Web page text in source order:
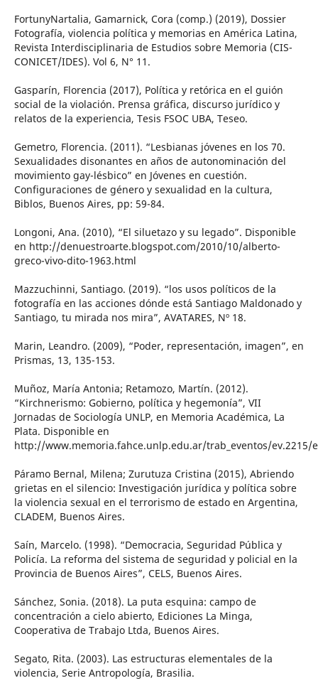
FortunyNartalia, Gamarnick, Cora (comp.) (2019), Dossier
Fotografía, violencia política y memorias en América Latina,
Revista Interdisciplinaria de Estudios sobre Memoria (CIS-
CONICET/IDES). Vol 6, N° 11.
Gasparín, Florencia (2017), Política y retórica en el guión
social de la violación. Prensa gráfica, discurso jurídico y
relatos de la experiencia, Tesis FSOC UBA, Teseo.
Gemetro, Florencia. (2011). “Lesbianas jóvenes en los 70.
Sexualidades disonantes en años de autonominación del
movimiento gay-lésbico” en Jóvenes en cuestión.
Configuraciones de género y sexualidad en la cultura,
Biblos, Buenos Aires, pp: 59-84.
Longoni, Ana. (2010), “El siluetazo y su legado”. Disponible
en http://denuestroarte.blogspot.com/2010/10/alberto-
greco-vivo-dito-1963.html
Mazzuchinni, Santiago. (2019). “los usos políticos de la
fotografía en las acciones dónde está Santiago Maldonado y
Santiago, tu mirada nos mira”, AVATARES, Nº 18.
Marin, Leandro. (2009), “Poder, representación, imagen”, en
Prismas, 13, 135-153.
Muñoz, María Antonia; Retamozo, Martín. (2012).
“Kirchnerismo: Gobierno, política y hegemonía”, VII
Jornadas de Sociología UNLP, en Memoria Académica, La
Plata. Disponible en
http://www.memoria.fahce.unlp.edu.ar/trab_eventos/ev.2215/
Páramo Bernal, Milena; Zurutuza Cristina (2015), Abriendo
grietas en el silencio: Investigación jurídica y política sobre
la violencia sexual en el terrorismo de estado en Argentina,
CLADEM, Buenos Aires.
Saín, Marcelo. (1998). “Democracia, Seguridad Pública y
Policía. La reforma del sistema de seguridad y policial en la
Provincia de Buenos Aires”, CELS, Buenos Aires.
Sánchez, Sonia. (2018). La puta esquina: campo de
concentración a cielo abierto, Ediciones La Minga,
Cooperativa de Trabajo Ltda, Buenos Aires.
Segato, Rita. (2003). Las estructuras elementales de la
violencia, Serie Antropología, Brasilia.